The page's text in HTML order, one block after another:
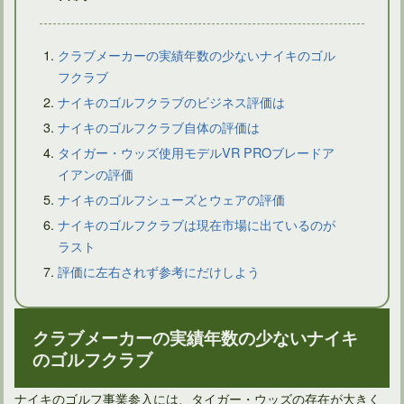
ドライバーは国内外のメーカーによって特徴的な違いはあるか
クラブメーカーの実績年数の少ないナイキのゴル
フクラブ
ナイキのゴルフクラブのビジネス評価は
ナイキのゴルフクラブ自体の評価は
タイガー・ウッズ使用モデルVR PROブレードア
イアンの評価
ナイキのゴルフシューズとウェアの評価
ナイキのゴルフクラブは現在市場に出ているのが
ラスト
評価に左右されず参考にだけしよう
クラブメーカーの実績年数の少ないナイキ
のゴルフクラブ
ナイキのゴルフ事業参入には、タイガー・ウッズの存在が大きく